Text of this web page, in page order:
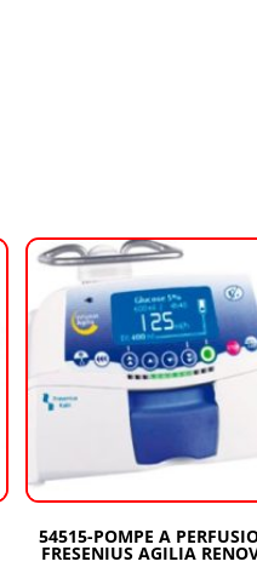
54515-POMPE A
FRESENIUS AGILIA